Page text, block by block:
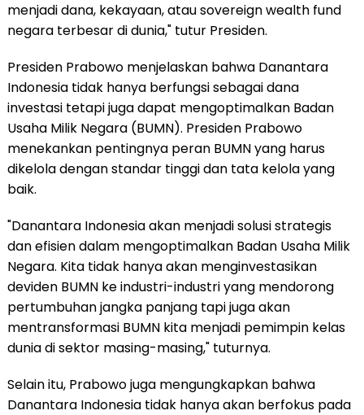
menjadi dana, kekayaan, atau sovereign wealth fund
negara terbesar di dunia," tutur Presiden.
Presiden Prabowo menjelaskan bahwa Danantara
Indonesia tidak hanya berfungsi sebagai dana
investasi tetapi juga dapat mengoptimalkan Badan
Usaha Milik Negara (BUMN). Presiden Prabowo
menekankan pentingnya peran BUMN yang harus
dikelola dengan standar tinggi dan tata kelola yang
baik.
"Danantara Indonesia akan menjadi solusi strategis
dan efisien dalam mengoptimalkan Badan Usaha Milik
Negara. Kita tidak hanya akan menginvestasikan
deviden BUMN ke industri-industri yang mendorong
pertumbuhan jangka panjang tapi juga akan
mentransformasi BUMN kita menjadi pemimpin kelas
dunia di sektor masing-masing," tuturnya.
Selain itu, Prabowo juga mengungkapkan bahwa
Danantara Indonesia tidak hanya akan berfokus pada